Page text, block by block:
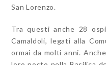
San Lorenzo.
Tra questi anche 28
Camaldoli, legati alla
ormai da molti anni.